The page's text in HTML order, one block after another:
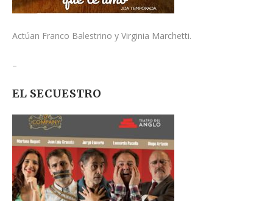
Actúan Franco Balestrino y Virginia Marchetti.
–
EL SECUESTRO